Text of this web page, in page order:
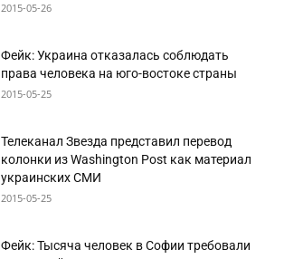
2015-05-26
Фейк: Украина отказалась соблюдать
права человека на юго-востоке страны
2015-05-25
Телеканал Звезда представил перевод
колонки из Washington Post как материал
украинских СМИ
2015-05-25
Фейк: Тысяча человек в Софии требовали